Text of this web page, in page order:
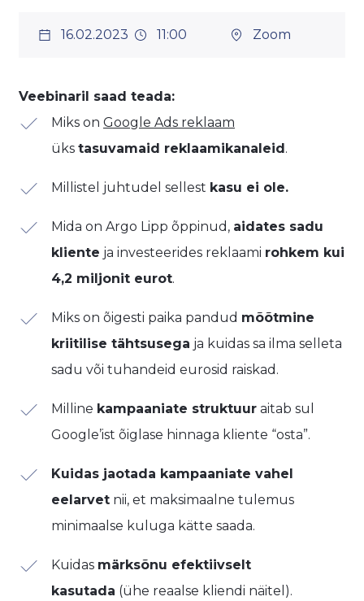
16.02.2023 11:00 Zoom
Veebinaril saad teada:
Miks on Google Ads reklaam
üks tasuvamaid reklaamikanaleid.
Millistel juhtudel sellest kasu ei ole.
Mida on Argo Lipp õppinud, aidates sadu
kliente ja investeerides reklaami rohkem kui
4,2 miljonit eurot.
Miks on õigesti paika pandud mõõtmine
kriitilise tähtsusega ja kuidas sa ilma selleta
sadu või tuhandeid eurosid raiskad.
Milline kampaaniate struktuur aitab sul
Google’ist õiglase hinnaga kliente “osta”.
Kuidas jaotada kampaaniate vahel
eelarvet nii, et maksimaalne tulemus
minimaalse kuluga kätte saada.
​Kuidas märksõnu efektiivselt
kasutada (ühe reaalse kliendi näitel).